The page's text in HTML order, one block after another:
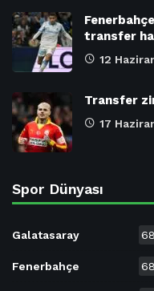
Fenerbahçe
transfer
12
Transfer
17
Spor Dünyası
Galatasaray
Fenerbahçe